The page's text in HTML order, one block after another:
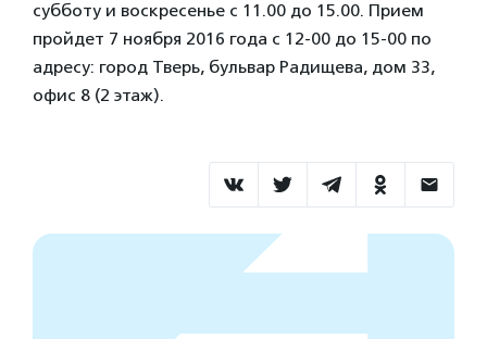
субботу и воскресенье с 11.00 до 15.00. Прием
пройдет 7 ноября 2016 года с 12-00 до 15-00 по
адресу: город Тверь, бульвар Радищева, дом 33,
офис 8 (2 этаж).